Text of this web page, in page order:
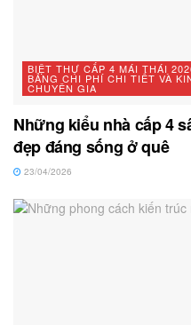
BIỆT THỰ CẤP 4 MÁI THÁI
BẢNG CHI PHÍ CHI TIẾT VÀ
CHUYÊN GIA
Những kiểu nhà cấp 4
đẹp đáng sống ở quê
23/04/2026